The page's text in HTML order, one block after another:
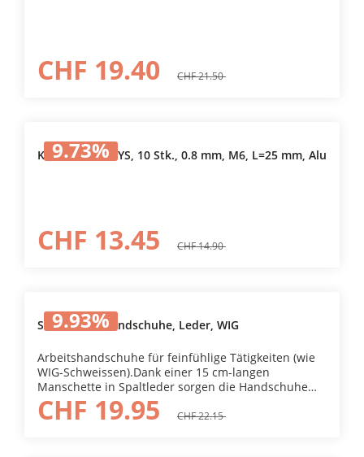
CHF 19.40 CHF 21.50
9.73%
Kontaktrohr GYS, 10 Stk., 0.8 mm, M6, L=25 mm, Alu
CHF 13.45 CHF 14.90
9.93%
Schweisser-Handschuhe, Leder, WIG
Arbeitshandschuhe für feinfühlige Tätigkeiten (wie
WIG-Schweissen).Dank einer 15 cm-langen
Manschette in Spaltleder sorgen die Handschuhe
für eine grosse Deckung der Unterarme.Extra
anschmiegsam für eine perfekte Beherrschung des
CHF 19.95 CHF 22.15